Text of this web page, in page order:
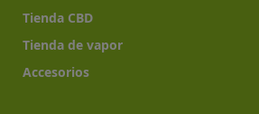
Tienda CBD
Tienda de vapor
Accesorios